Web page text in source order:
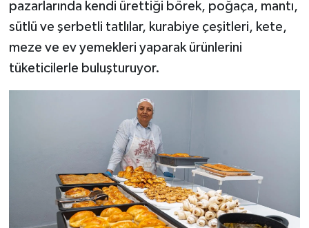
pazarlarında kendi ürettiği börek, poğaça, mantı,
sütlü ve şerbetli tatlılar, kurabiye çeşitleri, kete,
meze ve ev yemekleri yaparak ürünlerini
tüketicilerle buluşturuyor.